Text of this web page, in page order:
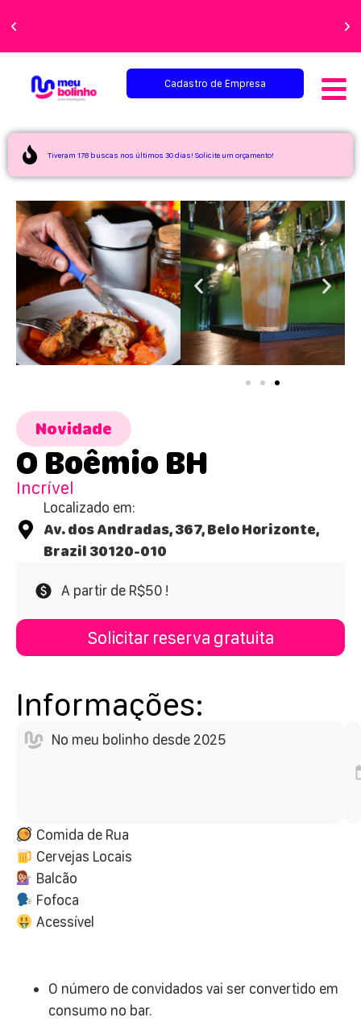
perfeita!
Cadastro de Empresa
Tiveram 178 buscas nos últimos 30 dias! Solicite um orçamento!
Novidade
O Boêmio BH
Incrível
Localizado em:
Av. dos Andradas, 367, Belo Horizonte,
Brazil 30120-010
A partir de R$50 !
Solicitar reserva gratuita
Informações:
No meu bolinho desde 2025
Comida de Rua
Cervejas Locais
Balcão
Fofoca
Acessível
O número de convidados vai ser convertido em
consumo no bar.